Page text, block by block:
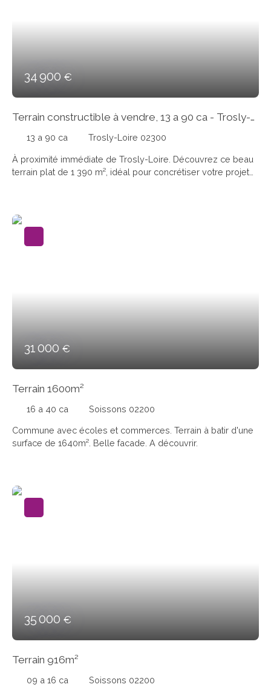
34 900 €
Terrain constructible à vendre, 13 a 90 ca - Trosly-
Loire 02300
13 a 90 ca Trosly-Loire 02300
À proximité immédiate de Trosly-Loire. Découvrez ce beau
terrain plat de 1 390 m², idéal pour concrétiser votre projet
raccordements nécessaires (eau, électricité,
proche des commodités, il constitue une opportunité rare
31 000 €
Terrain 1600m²
16 a 40 ca Soissons 02200
Commune avec écoles et commerces. Terrain à batir d'une
surface de 1640m². Belle facade. A découvrir.
35 000 €
Terrain 916m²
09 a 16 ca Soissons 02200